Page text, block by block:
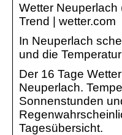
Wetter Neuperlach
Trend | wetter.com
In Neuperlach
und die
Der 16 Tage
Neuperlach.
Sonnenstunden
Tagesübersicht.